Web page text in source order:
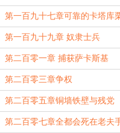
第一百九十七章可靠的卡塔库
第一百九十九章 奴隶士兵
第二百零一章 捕获萨卡斯基
第二百零三章争权
第二百零五章铜墙铁壁与残党
第二百零七章全都会死在老夫